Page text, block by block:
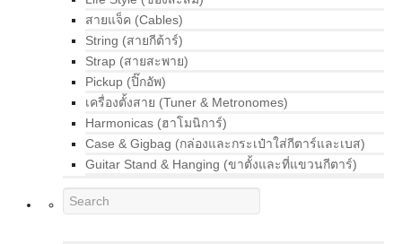
สายแจ็ค (Cables)
String (สายกีต้าร์)
Strap (สายสะพาย)
Pickup (ปิ๊กอัพ)
เครื่องตั้งสาย (Tuner & Metronomes)
Harmonicas (ฮาโมนิการ์)
Case & Gigbag (กล่องและกระเป๋าใส่กีตาร์และเบส)
Guitar Stand & Hanging (ขาตั้งและที่แขวนกีตาร์)